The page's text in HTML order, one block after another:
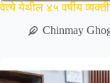
वेत्ये येथील ४५ वर्षीय
Chinmay